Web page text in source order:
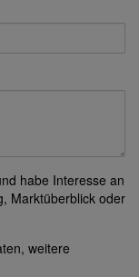
habe Interesse an
Marktüberblick oder
weitere